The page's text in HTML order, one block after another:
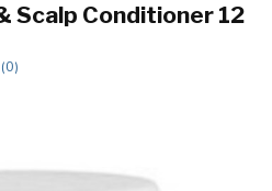
Scalp Conditioner 12
(0)